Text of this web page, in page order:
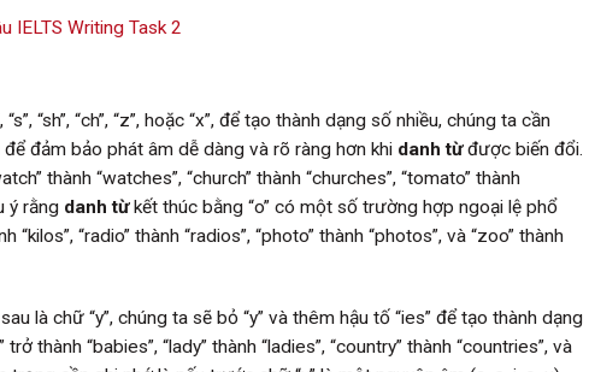
IELTS Writing Task 2
“sh”, “ch”, “z”, hoặc “x”, để tạo thành dạng số nhiều, chúng ta cần
đảm bảo phát âm dễ dàng và rõ ràng hơn khi danh từđược biến đổi.
thành “watches”, “church” thành “churches”, “tomato” thành
ý rằng danh từkết thúc bằng “o” có một số trường hợp ngoại lệ phổ
“kilos”, “radio” thành “radios”, “photo” thành “photos”, và “zoo” thành
là chữ “y”, chúng ta sẽ bỏ “y” và thêm hậu tố “ies” để tạo thành dạng
thành “babies”, “lady” thành “ladies”, “country” thành “countries”, và